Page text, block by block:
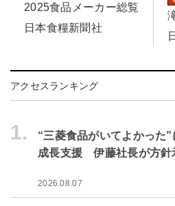
2025食品メーカー総覧
日本食糧新聞社
アクセスランキング
1.
“三菱食品がいてよかっ
成長支援 伊藤社長が方針
2026.08.07